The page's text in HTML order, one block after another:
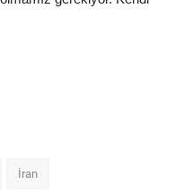
İran